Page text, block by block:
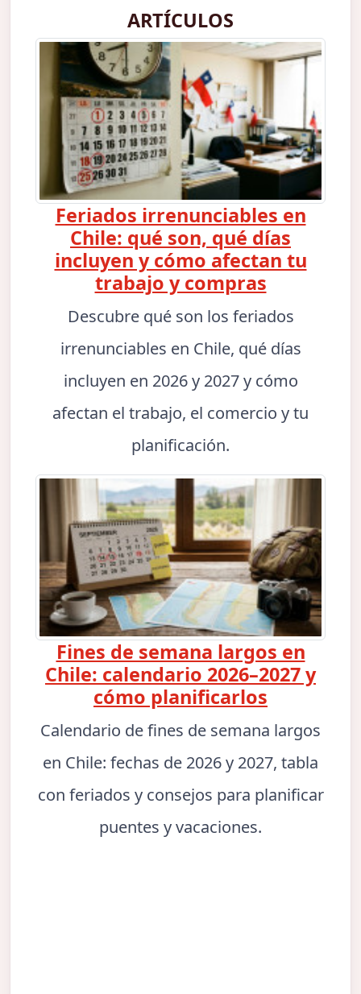
ARTÍCULOS
Feriados irrenunciables en
Chile: qué son, qué días
incluyen y cómo afectan tu
trabajo y compras
Descubre qué son los feriados
irrenunciables en Chile, qué días
incluyen en 2026 y 2027 y cómo
afectan el trabajo, el comercio y tu
planificación.
Fines de semana largos en
Chile: calendario 2026–2027 y
cómo planificarlos
Calendario de fines de semana largos
en Chile: fechas de 2026 y 2027, tabla
con feriados y consejos para planificar
puentes y vacaciones.